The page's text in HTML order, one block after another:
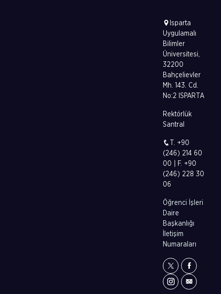
Isparta
Uygulamalı
Bilimler
Üniversitesi,
32200
Bahçelievler
Mh. 143. Cd.
No:2 ISPARTA
Rektörlük
Santral
T. +90
(246) 214 60
00 | F. +90
(246) 228 30
06
Öğrenci İşleri
Daire
Başkanlığı
İletişim
Numaraları